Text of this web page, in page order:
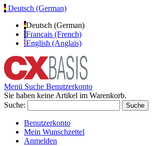
Deutsch (German)
Deutsch (German)
Français (French)
English (Anglais)
Menü Suche Benutzerkonto
Sie haben keine Artikel im Warenkorb.
Suche:
Suche
Benutzerkonto
Mein Wunschzettel
Anmelden